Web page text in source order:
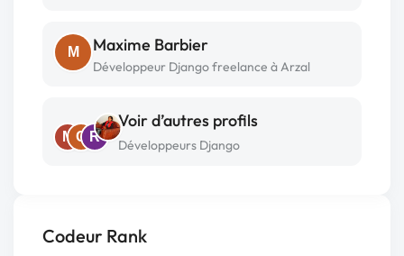
Codeur Rank
M Maxime Barbier
Développeur Django freelance à Arzal
M C R
Voir d’autres profils
Développeurs Django